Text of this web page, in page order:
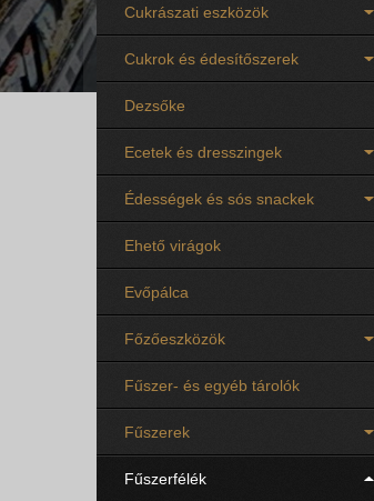
Cukrászati eszközök
Cukrok és édesítőszerek
Dezsőke
Ecetek és dresszingek
Édességek és sós snackek
Ehető virágok
Evőpálca
Főzőeszközök
Fűszer- és egyéb tárolók
Fűszerek
Fűszerfélék